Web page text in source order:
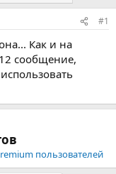
#1
Как и на
сообщение,
пользователей